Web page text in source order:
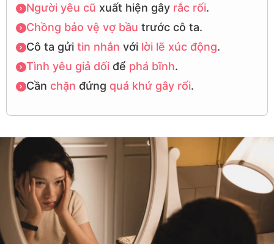
Người yêu cũ xuất hiện gây rắc rối.
Chồng bảo vệ vợ bầu trước cô ta.
Cô ta gửi tin nhắn với lời lẽ xúc động.
Tình yêu giả dốiđể phá bĩnh.
Cần chặn đứng quá khứ gây rối.